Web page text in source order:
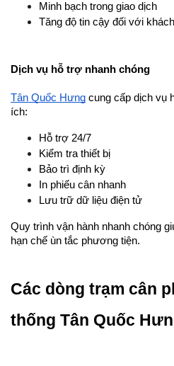
Minh bạch trong giao dịch
Tăng độ tin cậy đối với
Dịch vụ hỗ trợ nhanh chóng
Tân Quốc Hưng cung cấp dịch vụ
ích:
Hỗ trợ 24/7
Kiểm tra thiết bị
Bảo trì định kỳ
In phiếu cân nhanh
Lưu trữ dữ liệu điện tử
Quy trình vận hành nhanh chóng
hạn chế ùn tắc phương tiện.
Các dòng trạm cân
thống Tân Quốc